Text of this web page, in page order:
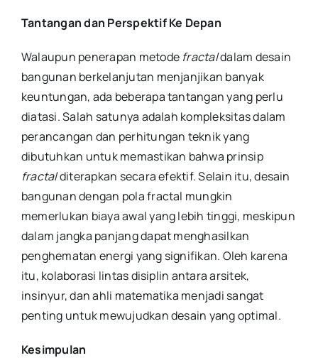
Tantangan dan Perspektif Ke Depan
Walaupun penerapan metode fractaldalam desain
bangunan berkelanjutan menjanjikan banyak
keuntungan, ada beberapa tantangan yang perlu
diatasi. Salah satunya adalah kompleksitas dalam
perancangan dan perhitungan teknik yang
dibutuhkan untuk memastikan bahwa prinsip
fractalditerapkan secara efektif. Selain itu, desain
bangunan dengan pola fractal mungkin
memerlukan biaya awal yang lebih tinggi, meskipun
dalam jangka panjang dapat menghasilkan
penghematan energi yang signifikan. Oleh karena
itu, kolaborasi lintas disiplin antara arsitek,
insinyur, dan ahli matematika menjadi sangat
penting untuk mewujudkan desain yang optimal.
Kesimpulan